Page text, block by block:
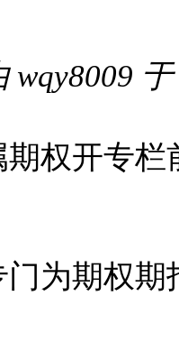
wqy8009
权开专栏
门为期权